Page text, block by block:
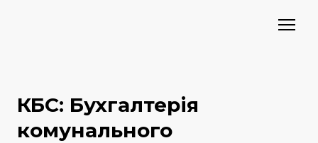
КБС: Бухгалтерія
комунального